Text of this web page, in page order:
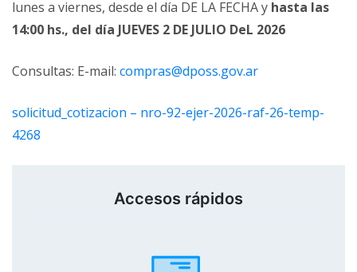
lunes a viernes, desde el día DE LA FECHA y hasta las
14:00 hs., del día JUEVES 2 DE JULIO DeL 2026
Consultas: E-mail: compras@dposs.gov.ar
solicitud_cotizacion – nro-92-ejer-2026-raf-26-temp-
4268
Accesos rápidos